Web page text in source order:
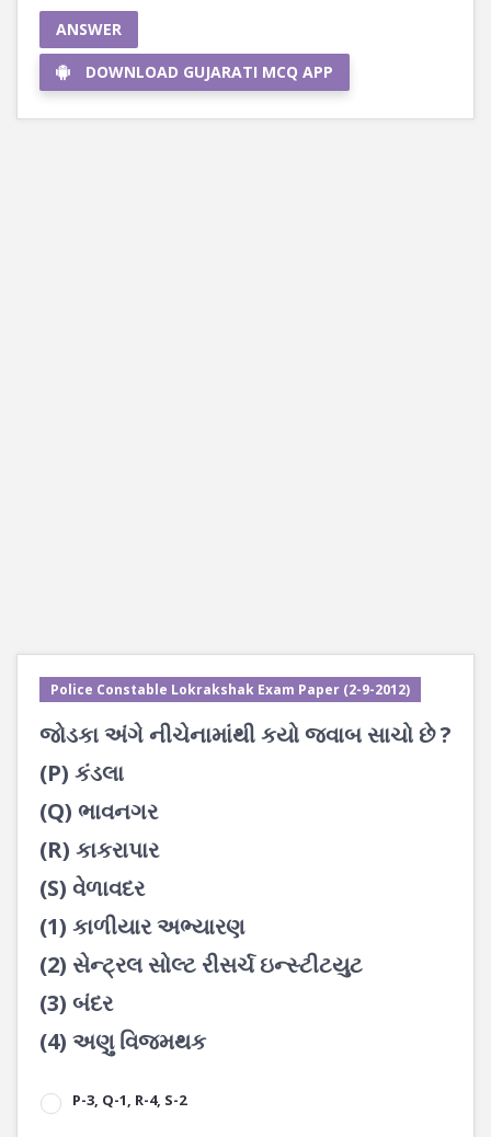
ANSWER
DOWNLOAD GUJARATI MCQ APP
Police Constable Lokrakshak Exam Paper (2-9-2012)
જોડકા અંગે નીચેનામાંથી કયો જવાબ સાચો છે ?
(P) કંડલા
(Q) ભાવનગર
(R) કાકરાપાર
(S) વેળાવદર
(1) કાળીયાર અભ્યારણ
(2) સેન્ટ્રલ સોલ્ટ રીસર્ચ ઇન્સ્ટીટયુટ
(3) બંદર
(4) અણુ વિજમથક
P-3, Q-1, R-4, S-2